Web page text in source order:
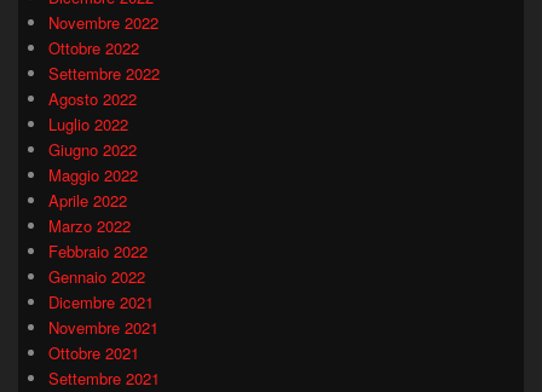
Novembre 2022
Ottobre 2022
Settembre 2022
Agosto 2022
Luglio 2022
Giugno 2022
Maggio 2022
Aprile 2022
Marzo 2022
Febbraio 2022
Gennaio 2022
Dicembre 2021
Novembre 2021
Ottobre 2021
Settembre 2021